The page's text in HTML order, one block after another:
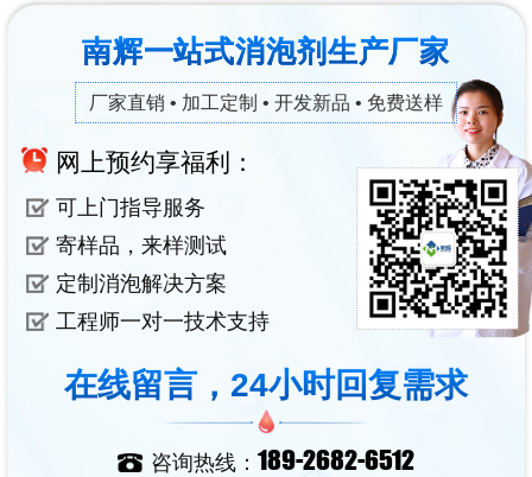
在线留言，24小时回复需求
南辉一站式消泡剂生产厂家
厂家直销 • 加工定制 • 开发新品 • 免费送样
网上预约享福利：
可上门指导服务
寄样品，来样测试
定制消泡解决方案
工程师一对一技术支持
咨询热线： 189-2682-6512